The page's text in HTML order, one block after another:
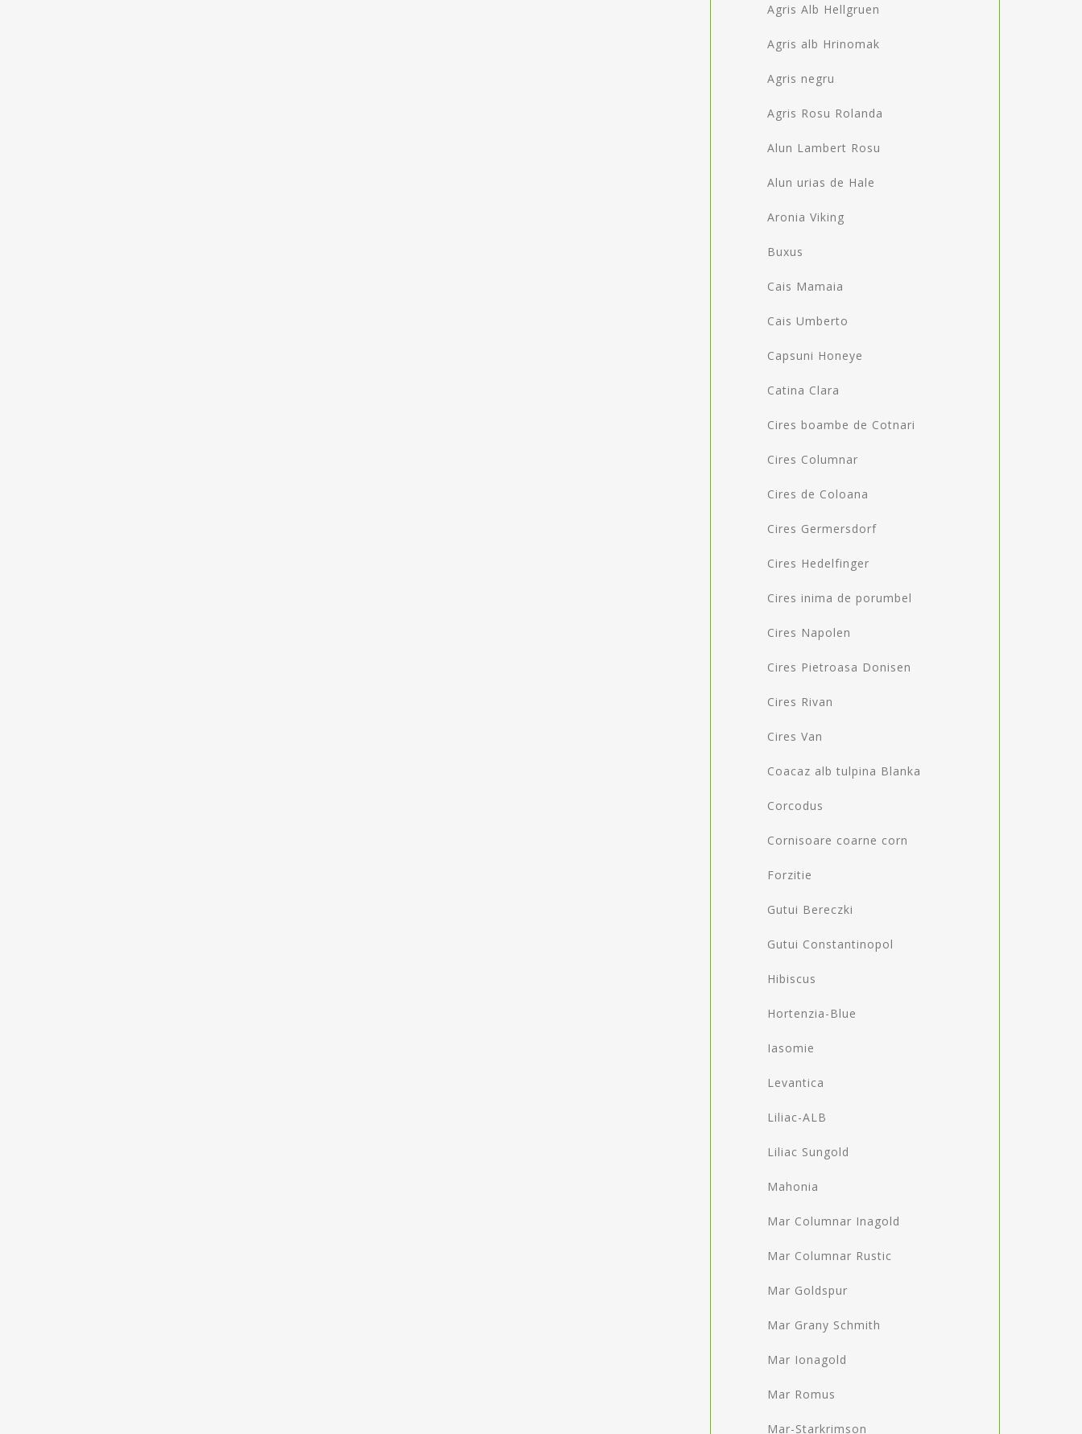
Agris Alb Hellgruen
Agris alb Hrinomak
Agris negru
Agris Rosu Rolanda
Alun Lambert Rosu
Alun urias de Hale
Aronia Viking
Buxus
Cais Mamaia
Cais Umberto
Capsuni Honeye
Catina Clara
Cires boambe de Cotnari
Cires Columnar
Cires de Coloana
Cires Germersdorf
Cires Hedelfinger
Cires inima de porumbel
Cires Napolen
Cires Pietroasa Donisen
Cires Rivan
Cires Van
Coacaz alb tulpina Blanka
Corcodus
Cornisoare coarne corn
Forzitie
Gutui Bereczki
Gutui Constantinopol
Hibiscus
Hortenzia-Blue
Iasomie
Levantica
Liliac-ALB
Liliac Sungold
Mahonia
Mar Columnar Inagold
Mar Columnar Rustic
Mar Goldspur
Mar Grany Schmith
Mar Ionagold
Mar Romus
Mar-Starkrimson